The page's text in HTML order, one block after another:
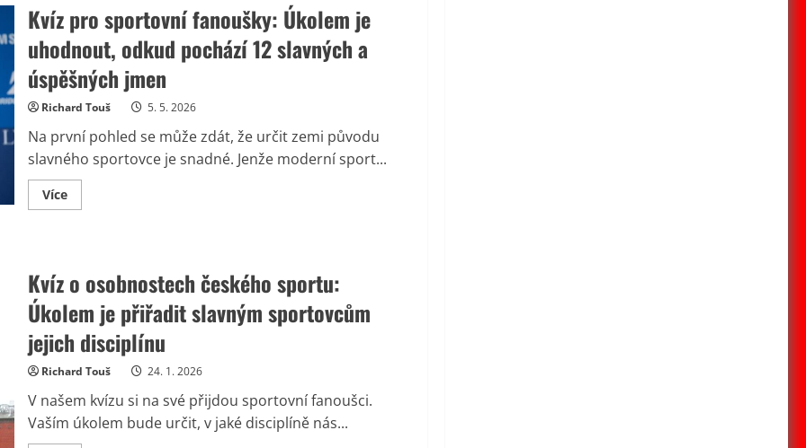
Kvíz pro sportovní fanoušky: Úkolem je
uhodnout, odkud pochází 12 slavných a
úspěšných jmen
Richard Touš 5. 5. 2026
Na první pohled se může zdát, že určit zemi původu
slavného sportovce je snadné. Jenže moderní sport...
VíceRead
more
Úkolem
je
uhodnout,
odkud
pochází
12
slavných
a
jmen
Kvíz o osobnostech českého sportu:
Úkolem je přiřadit slavným sportovcům
jejich disciplínu
Richard Touš 24. 1. 2026
V našem kvízu si na své přijdou sportovní fanoušci.
Vaším úkolem bude určit, v jaké disciplíně nás...